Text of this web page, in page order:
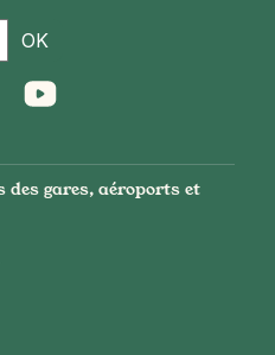
OK
des gares, aéroports et